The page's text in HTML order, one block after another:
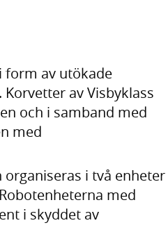
form av utökade
av Visbyklass
och i samband med
med
i två enheter
med
i skyddet av